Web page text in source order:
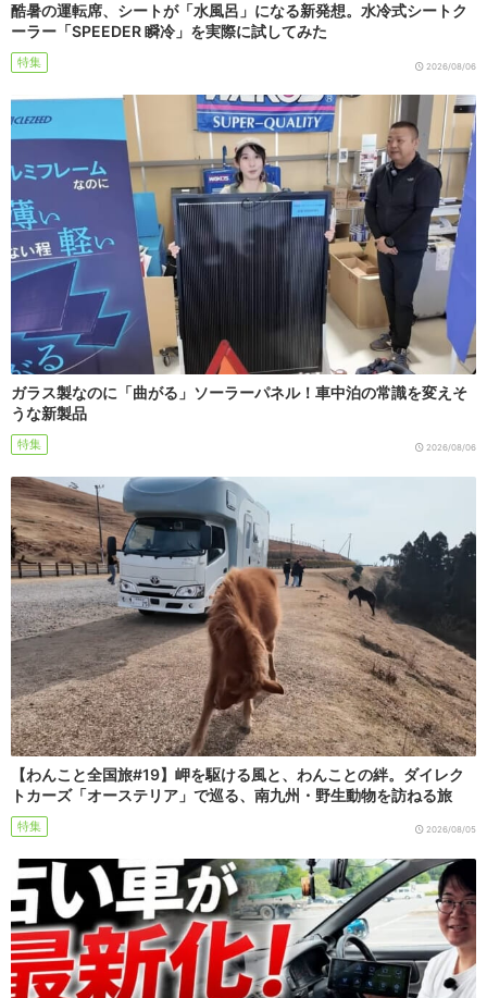
酷暑の運転席、シートが「水風呂」になる新発想。水冷式シートク
ーラー「SPEEDER 瞬冷」を実際に試してみた
特集 2026/08/06
ガラス製なのに「曲がる」ソーラーパネル！車中泊の常識を変えそ
うな新製品
特集 2026/08/06
【わんこと全国旅#19】岬を駆ける風と、わんことの絆。ダイレク
トカーズ「オーステリア」で巡る、南九州・野生動物を訪ねる旅
特集 2026/08/05